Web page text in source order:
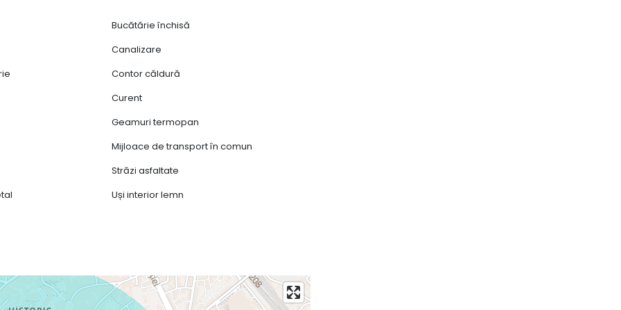
Bucătărie închisă
Canalizare
Contor căldură
Curent
Geamuri termopan
Mijloace de transport în comun
Străzi asfaltate
Uși interior lemn